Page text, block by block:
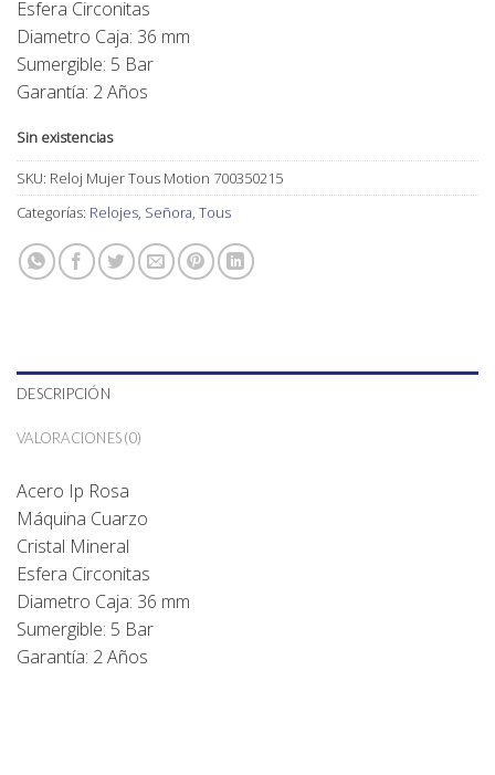
Esfera Circonitas
Diametro Caja: 36 mm
Sumergible: 5 Bar
Garantía: 2 Años
Sin existencias
SKU: Reloj Mujer Tous Motion 700350215
Categorías: Relojes, Señora, Tous
DESCRIPCIÓN
VALORACIONES (0)
Acero Ip Rosa
Máquina Cuarzo
Cristal Mineral
Esfera Circonitas
Diametro Caja: 36 mm
Sumergible: 5 Bar
Garantía: 2 Años